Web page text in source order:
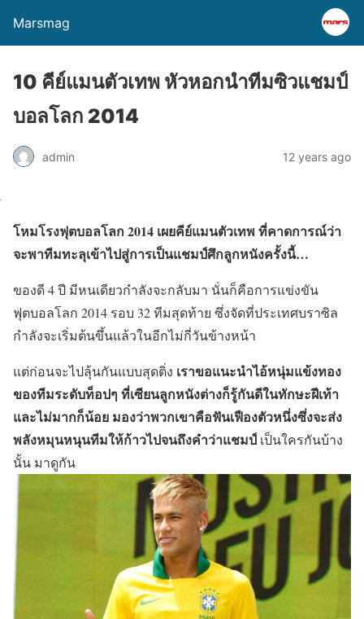
Marsmag
10 คีย์แมนตัวเทพ หัวหอกนำทีมซิวแชมป์
บอลโลก 2014
admin 12 years ago
โหมโรงฟุตบอลโลก 2014 เผยคีย์แมนตัวเทพ ที่คาดการณ์ว่า
จะพาทีมทะลุเข้าไปสู่การเป็นแชมป์ศึกลูกหนังครั้งนี้…
ของดี 4 ปี มีหนเดียวกำลังจะกลับมา นั่นก็คือการแข่งขัน
ฟุตบอลโลก 2014 รอบ 32 ทีมสุดท้าย ซึ่งจัดที่ประเทศบราซิล
กำลังจะเริ่มต้นขึ้นแล้วในอีกไม่กี่วันข้างหน้า
แต่ก่อนจะไปลุ้นกันแบบสุดติ่ง เราขอแนะนำไอ้หนุ่มแข้งทอง
ของทีมระดับท็อปๆ ที่เซียนลูกหนังต่างก็รู้กันดีในทักษะฝีเท้า
และไม่มากก็น้อย มองว่าพวกเขาคือฟันเฟืองตัวหนึ่งซึ่งจะส่ง
พลังหมุนหนุนทีมให้ก้าวไปจนถึงคำว่าแชมป์ เป็นใครกันบ้าง
นั้น มาดูกัน